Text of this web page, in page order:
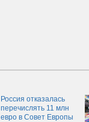
Россия отказалась
перечислять 11 млн
евро в Совет Европы